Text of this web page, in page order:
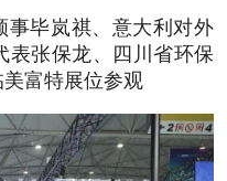
毕岚祺、意大利对外
表张保龙、四川省环保
富特展位参观